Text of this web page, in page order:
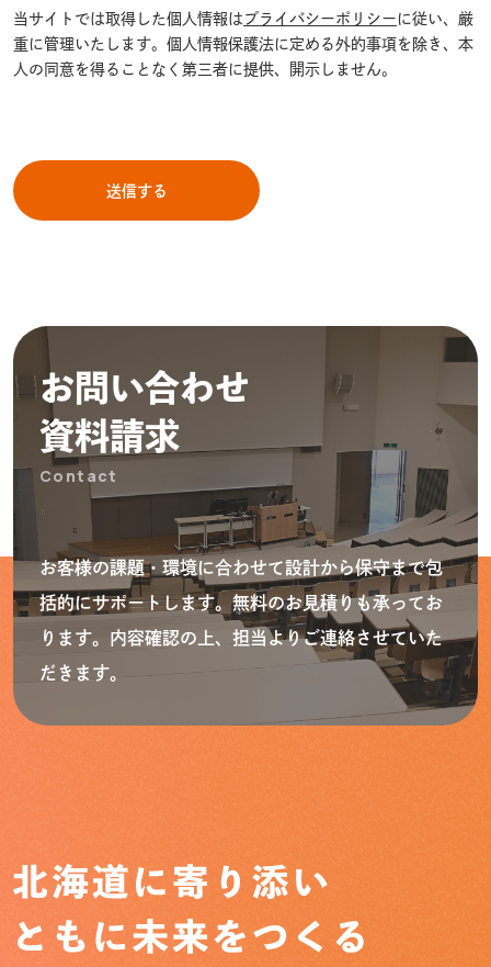
当サイトでは取得した個人情報はプライバシーポリシーに従い、厳
重に管理いたします。個人情報保護法に定める外的事項を除き、本
人の同意を得ることなく第三者に提供、開示しません。
お問い合わせ
資料請求
Contact
お客様の課題・環境に合わせて設計から保守まで包
括的にサポートします。無料のお見積りも承ってお
ります。内容確認の上、担当よりご連絡させていた
だきます。